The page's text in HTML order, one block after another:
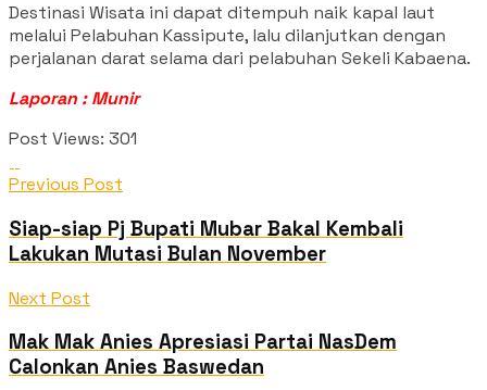
Destinasi Wisata ini dapat ditempuh naik kapal laut
melalui Pelabuhan Kassipute, lalu dilanjutkan dengan
perjalanan darat selama dari pelabuhan Sekeli Kabaena.
Laporan : Munir
Post Views: 301
Previous Post
Siap-siap Pj Bupati Mubar Bakal Kembali
Lakukan Mutasi Bulan November
Next Post
Mak Mak Anies Apresiasi Partai NasDem
Calonkan Anies Baswedan